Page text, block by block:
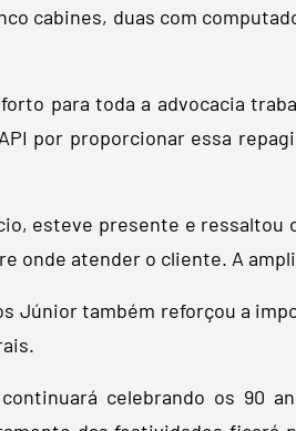
cabines, duas com
para toda a advocacia
por proporcionar essa
esteve presente e
onde atender o cliente. A
Júnior também reforçou a
celebrando os 90